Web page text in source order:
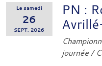
Le samedi
26
SEPT. 2026
PN :
journée/